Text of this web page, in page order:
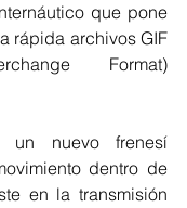
que pone
rápida archivos GIF
Format)
nuevo frenesí
dentro de
en la transmisión